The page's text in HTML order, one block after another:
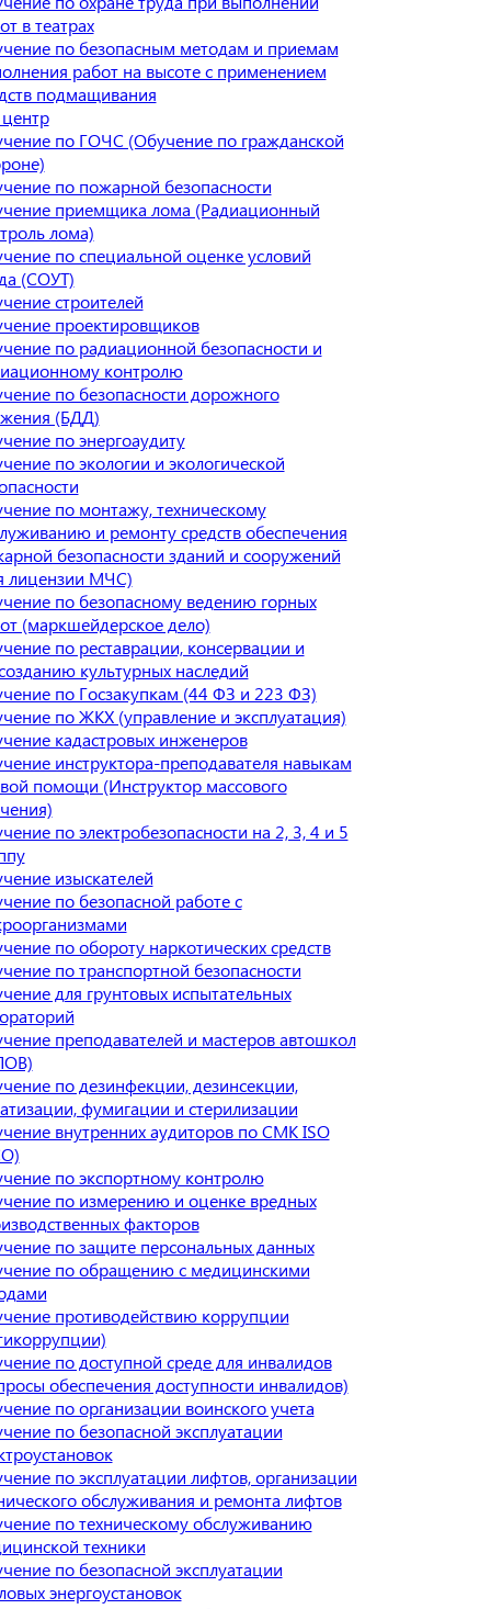
в театрах
по безопасным методам и приемам
работ на высоте с применением
подмащивания
по ГОЧС (Обучение по гражданской
по пожарной безопасности
приемщика лома (Радиационный
лома)
по специальной оценке условий
(СОУТ)
строителей
проектировщиков
по радиационной безопасности и
контролю
по безопасности дорожного
(БДД)
по энергоаудиту
по экологии и экологической
по монтажу, техническому
и ремонту средств обеспечения
безопасности зданий и сооружений
лицензии МЧС)
по безопасному ведению горных
(маркшейдерское дело)
по реставрации, консервации и
культурных наследий
по Госзакупкам (44 ФЗ и 223 ФЗ)
по ЖКХ (управление и эксплуатация)
кадастровых инженеров
инструктора-преподавателя навыкам
помощи (Инструктор массового
по электробезопасности на 2, 3, 4 и 5
изыскателей
по безопасной работе с
по обороту наркотических средств
по транспортной безопасности
для грунтовых испытательных
преподавателей и мастеров автошкол
по дезинфекции, дезинсекции,
фумигации и стерилизации
внутренних аудиторов по СМК ISO
по экспортному контролю
по измерению и оценке вредных
факторов
по защите персональных данных
по обращению с медицинскими
противодействию коррупции
по доступной среде для инвалидов
обеспечения доступности инвалидов)
по организации воинского учета
по безопасной эксплуатации
по эксплуатации лифтов, организации
обслуживания и ремонта лифтов
по техническому обслуживанию
техники
по безопасной эксплуатации
энергоустановок